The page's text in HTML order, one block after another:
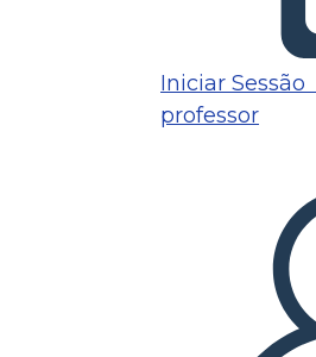
Iniciar Sessão
professor